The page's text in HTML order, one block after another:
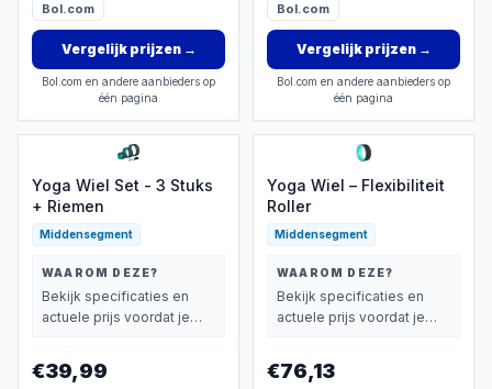
Bol.com
Vergelijk prijzen→
Bol.com en andere aanbieders op
één pagina
Bol.com
Vergelijk prijzen→
Bol.com en andere aanbieders op
één pagina
Yoga Wiel Set - 3 Stuks
+ Riemen
Middensegment
WAAROM DEZE?
Bekijk specificaties en
actuele prijs voordat je
€39,99
Yoga Wiel – Flexibiliteit
Roller
Middensegment
WAAROM DEZE?
Bekijk specificaties en
actuele prijs voordat je
€76,13